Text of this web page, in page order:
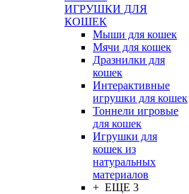
ИГРУШКИ ДЛЯ
КОШЕК
Мыши для кошек
Мячи для кошек
Дразнилки для
кошек
Интерактивные
игрушки для кошек
Тоннели игровые
для кошек
Игрушки для
кошек из
натуральных
материалов
+ ЕЩЕ 3